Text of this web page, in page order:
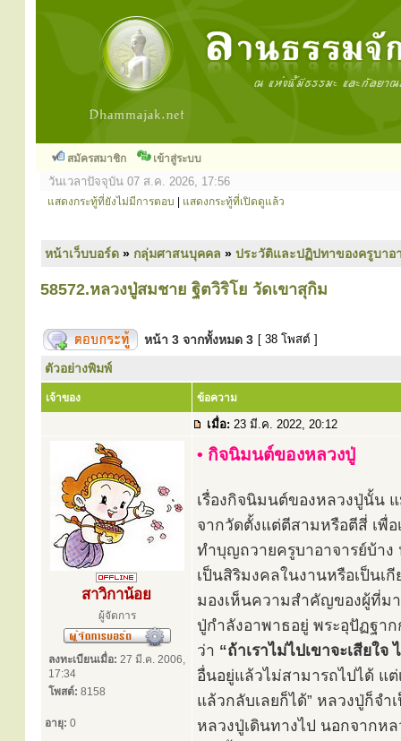
สมัครสมาชิก เข้าสู่ระบบ
วันเวลาปัจจุบัน 07 ส.ค. 2026, 17:56
แสดงกระทู้ที่ยังไม่มีการตอบ แสดงกระทู้ที่เปิดดูแล้ว
หน้าเว็บบอร์ด » กลุ่มศาสนบุคคล » ประวัติและปฏิปทาของครูบาอ
58572.หลวงปู่สมชาย ฐิตวิริโย วัดเขาสุกิม
หน้า 3 จากทั้งหมด 3 [ 38 โพสต์ ]
ตัวอย่างพิมพ์
เจ้าของ ข้อความ
เมื่อ: 23 มี.ค. 2022, 20:12
สาวิกาน้อย
ผู้จัดการ
ลงทะเบียนเมื่อ: 27 มี.ค. 2006,
17:34
โพสต์: 8158
อายุ: 0
• กิจนิมนต์ของหลวงปู่
เรื่องกิจนิมนต์ของหลวงปู่นั้น
จากวัดตั้งแต่ตีสามหรือตีสี่ เพื่
ทำบุญถวายครูบาอาจารย์บ้าง
เป็นสิริมงคลในงานหรือเป็นเ
มองเห็นความสำคัญของผู้ที่ม
ปู่กำลังอาพาธอยู่ พระอุปัฏฐาก
ว่า “ถ้าเราไม่ไปเขาจะเสียใจ
อื่นอยู่แล้วไม่สามารถไปได้ แ
แล้วกลับเลยก็ได้” หลวงปู่ก็จำ
หลวงปู่เดินทางไป นอกจากห